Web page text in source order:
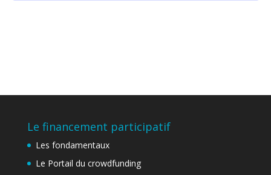
Le financement participatif
Les fondamentaux
Le Portail du crowdfunding